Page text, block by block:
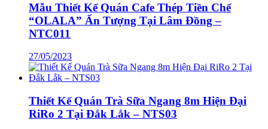
Mẫu Thiết Kế Quán Cafe Thép Tiền Chế
“OLALA” Ấn Tượng Tại Lâm Đồng –
NTC011
27/05/2023
Thiết Kế Quán Trà Sữa Ngang 8m Hiện Đại
RiRo 2 Tại Đắk Lắk – NTS03